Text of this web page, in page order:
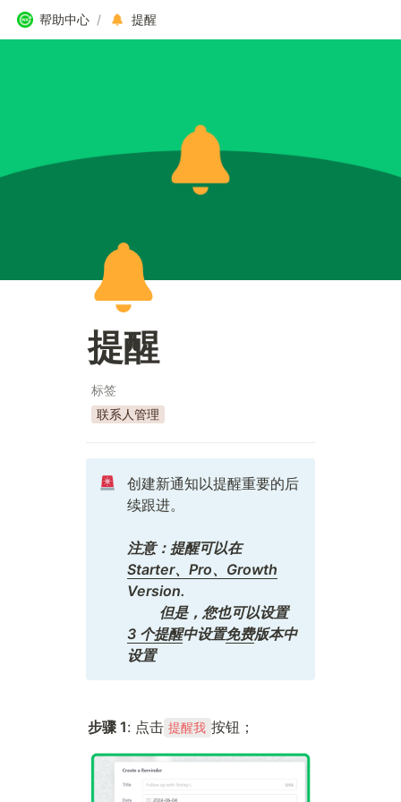
帮助中心 / 提醒
提醒
标签
联系人管理
创建新通知以提醒重要的后
续跟进。
注意：提醒可以在
Starter、Pro、Growth
Version.
         但是，您也可以设置
3 个提醒中设置免费版本中
设置
步骤 1: 点击 提醒我 按钮；